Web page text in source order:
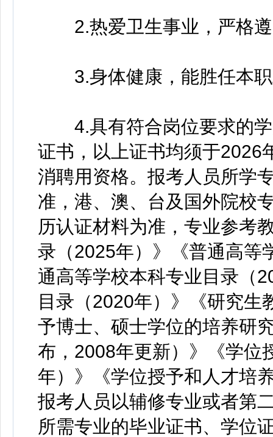
2.热爱卫生事业，严格遵
3.身体健康，能胜任本职
4.具有符合岗位要求的学
证书，以上证书均须于2026
消聘用资格。报考人员所学
准，港、澳、台及国外院校
历认证材料为准，专业参考
录（2025年）》《普通高等
通高等学校本科专业目录（
目录（2020年）》《研究生
予博士、硕士学位的培养研
布，2008年更新）》《学位
年）》《学位授予和人才培
报考人员以辅修专业或者第
所需专业的毕业证书、学位